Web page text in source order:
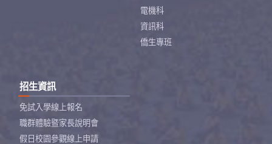
電機科
資訊科
僑生專班
招生資訊
免試入學線上報名
職群體驗暨家長說明會
假日校園參觀線上申請